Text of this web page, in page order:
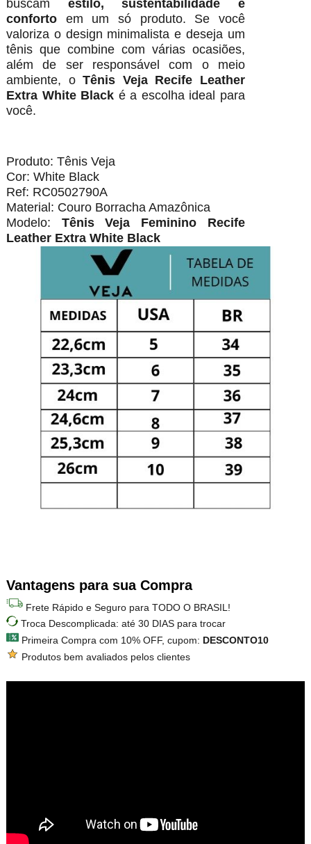
buscam estilo, sustentabilidade e
confortoem um só produto. Se você
valoriza o design minimalista e deseja um
tênis que combine com várias ocasiões,
além de ser responsável com o meio
ambiente, oTênis Veja Recife Leather
Extra White Black é a escolha ideal para
você.
Produto: Tênis Veja
Cor: White Black
Ref: RC0502790A
Material: Couro Borracha Amazônica
Modelo: Tênis Veja Feminino Recife
Leather Extra White Black
Vantagens para sua Compra
Frete Rápido e Seguro para TODO O BRASIL!
Troca Descomplicada: até 30 DIAS para trocar
Primeira Compra com 10% OFF, cupom: DESCONTO10
Produtos bem avaliados pelos clientes